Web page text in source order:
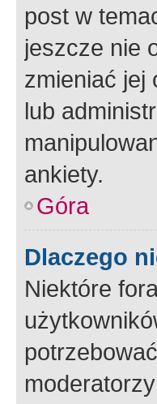
post w
jeszcze nie
zmieniać jej
lub
ankiety.
Góra
Dlaczego
Niektóre